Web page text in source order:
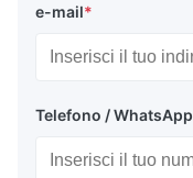
e-mail*
Telefono / WhatsApp